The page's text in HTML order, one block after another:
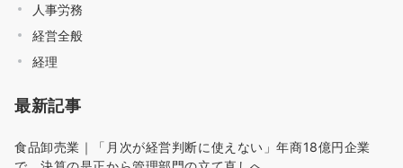
人事労務
経営全般
経理
最新記事
食品卸売業｜「月次が経営判断に使えない」年商18億円企業